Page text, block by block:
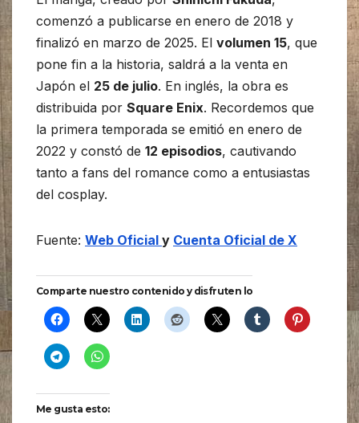
comenzó a publicarse en enero de 2018 y
finalizó en marzo de 2025. El volumen 15, que
pone fin a la historia, saldrá a la venta en
Japón el 25 de julio. En inglés, la obra es
distribuida por Square Enix. Recordemos que
la primera temporada se emitió en enero de
2022 y constó de 12 episodios, cautivando
tanto a fans del romance como a entusiastas
del cosplay.
Fuente: Web Oficial y Cuenta Oficial de X
Comparte nuestro contenido y disfruten lo
Me gusta esto: